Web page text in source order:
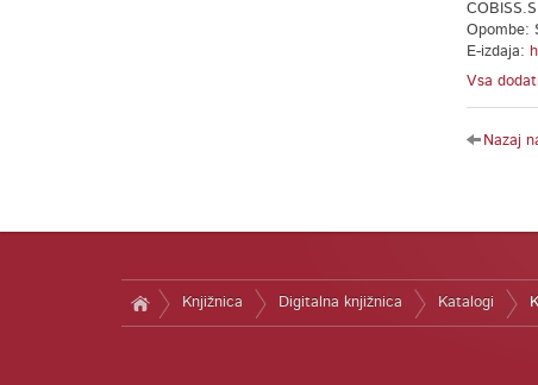
Opombe:
E-izdaja:
Vsa
Nazaj
Knjižnica Digitalna knjižnica Katalogi